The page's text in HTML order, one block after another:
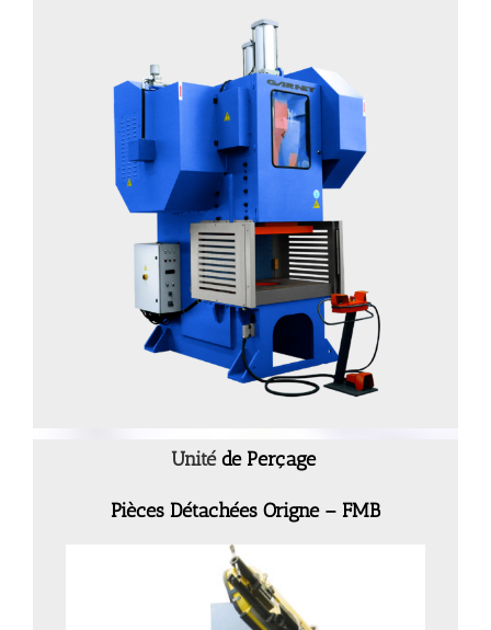
Unitéde Perçage
Pièces Détachées Origne – FMB